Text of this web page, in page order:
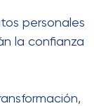
personales
la confianza